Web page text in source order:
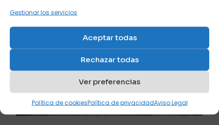
Gestionar los servicios
Aceptar todas
Rechazar todas
Ver preferencias
Política de cookiesPolítica de privacidadAviso Legal